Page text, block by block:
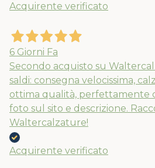
Acquirente verificato
6 Giorni Fa
Secondo acquisto su
saldi: consegna velocissima,
ottima qualità, perfettamente
foto sul sito e descrizione.
Waltercalzature!
Acquirente verificato